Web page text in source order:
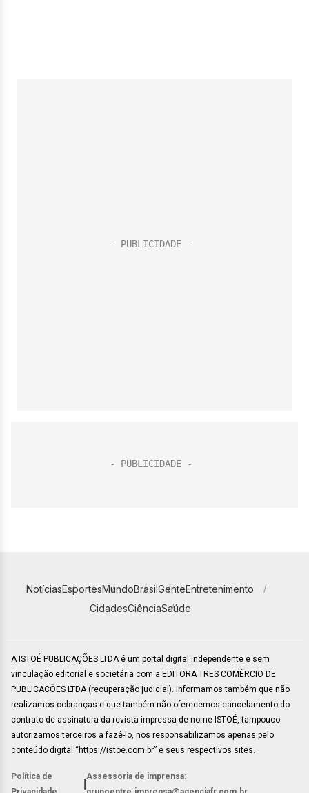
NotíciasEsportesMundoBrasilGenteEntretenimento
CidadesCiênciaSaúde
A ISTOÉ PUBLICAÇÕES LTDA é um portal digital independente e sem
vinculação editorial e societária com a EDITORA TRES COMÉRCIO DE
PUBLICACÕES LTDA (recuperação judicial). Informamos também que não
realizamos cobranças e que também não oferecemos cancelamento do
contrato de assinatura da revista impressa de nome ISTOÉ, tampouco
autorizamos terceiros a fazê-lo, nos responsabilizamos apenas pelo
conteúdo digital “https://istoe.com.br” e seus respectivos sites.
Política de
Assessoria de imprensa: